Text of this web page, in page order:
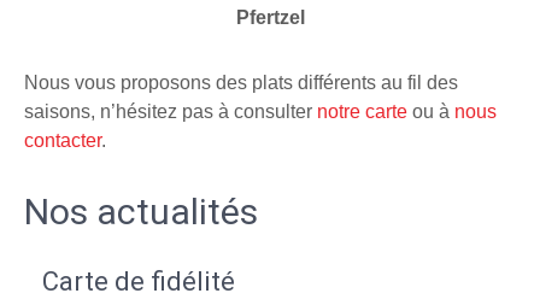
Pfertzel
Nous vous proposons des plats différents au fil des
saisons, n’hésitez pas à consulter notre carte ou à nous
contacter.
Nos actualités
Carte de fidélité